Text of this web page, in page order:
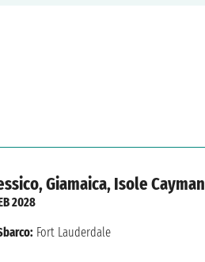
Giamaica, Isole Cayman
2028
Fort Lauderdale